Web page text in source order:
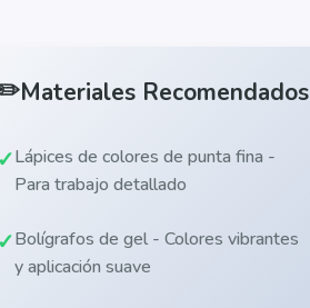
Materiales Recomendados
Lápices de colores de punta fina -
Para trabajo detallado
Bolígrafos de gel - Colores vibrantes
y aplicación suave